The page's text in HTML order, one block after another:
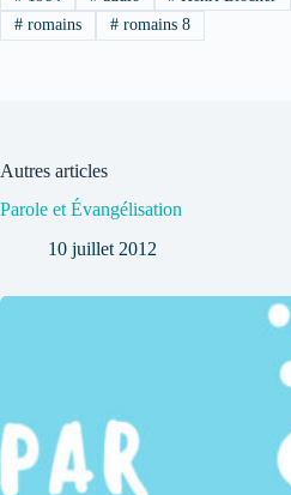
#romains #romains 8
Autres articles
Parole et Évangélisation
10 juillet 2012